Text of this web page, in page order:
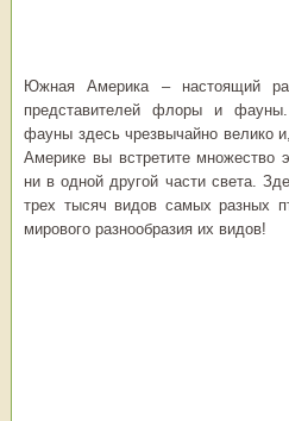
Южная Америка – настоящий
представителей флоры и фауны.
фауны здесь чрезвычайно велико
Америке вы встретите множество
ни в одной другой части света.
трех тысяч видов самых разных
мирового разнообразия их видов!